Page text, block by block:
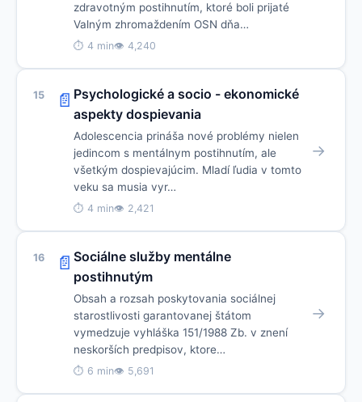
zdravotným postihnutím, ktoré boli prijaté
Valným zhromaždením OSN dňa…
⏱ 4 min👁 4,240
15 📄 Psychologické a socio - ekonomické
aspekty dospievania
Adolescencia prináša nové problémy nielen
jedincom s mentálnym postihnutím, ale
všetkým dospievajúcim. Mladí ľudia v tomto
veku sa musia vyr…
⏱ 4 min👁 2,421
→
16 📄 Sociálne služby mentálne
postihnutým
Obsah a rozsah poskytovania sociálnej
starostlivosti garantovanej štátom
vymedzuje vyhláška 151/1988 Zb. v znení
neskorších predpisov, ktore…
⏱ 6 min👁 5,691
→